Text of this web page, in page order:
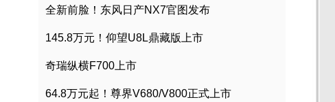
全新前脸！东风日产NX7官图发布
145.8万元！仰望U8L鼎藏版上市
奇瑞纵横F700上市
64.8万元起！尊界V680/V800正式上市